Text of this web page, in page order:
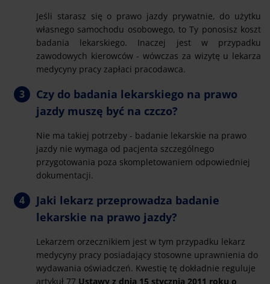
Jeśli starasz się o prawo jazdy prywatnie, do użytku
własnego samochodu osobowego, to Ty ponosisz koszt
badania lekarskiego. Inaczej jest w przypadku
zawodowych kierowców - wówczas za wizytę u lekarza
medycyny pracy zapłaci pracodawca.
Czy do badania lekarskiego na prawo
jazdy muszę być na czczo?
Nie ma takiej potrzeby - badanie lekarskie na prawo
jazdy nie wymaga od pacjenta szczególnego
przygotowania poza skompletowaniem odpowiedniej
dokumentacji.
Jaki lekarz przeprowadza badanie
lekarskie na prawo jazdy?
Lekarzem orzecznikiem jest w tym przypadku lekarz
medycyny pracy posiadający stosowne uprawnienia do
wydawania oświadczeń. Kwestię tę dokładnie reguluje
artykuł 77 Ustawy z dnia 15 stycznia 2011 roku o